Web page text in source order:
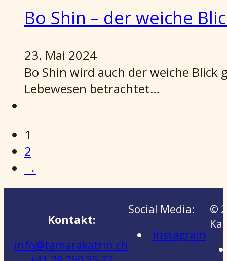
Bo Shin – der weiche
23. Mai 2024
Bo Shin wird auch der weiche
Lebewesen betrachtet…
1
2
→
Kontakt:
info@tamarakatrin.ch
Social Media:
Instagram
©